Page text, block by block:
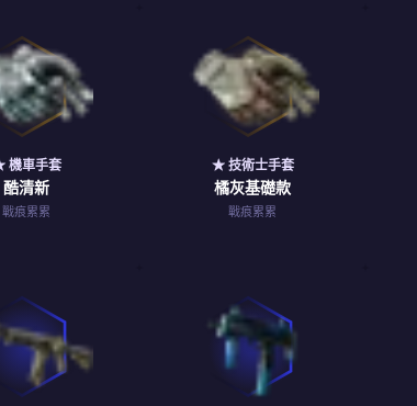
機車手套
酷清新
戰痕累累
★ 技術士手套
橘灰基礎款
戰痕累累